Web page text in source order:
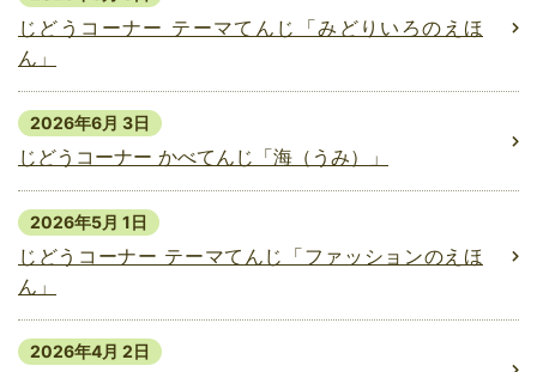
じどうコーナー テーマてんじ「みどりいろのえほ
ん」
2026年6月 3日
じどうコーナー かべてんじ「海（うみ）」
2026年5月 1日
じどうコーナー テーマてんじ「ファッションのえほ
ん」
2026年4月 2日